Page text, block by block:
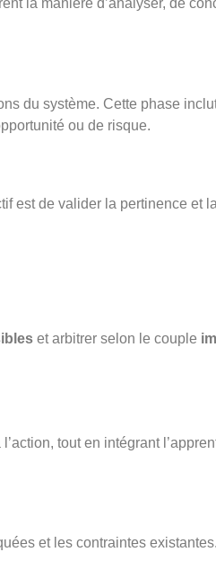
la manière d’analyser, de
du système. Cette phase
ou de risque.
est de valider la pertinence et
et arbitrer selon le couple
tout en intégrant
et les contraintes